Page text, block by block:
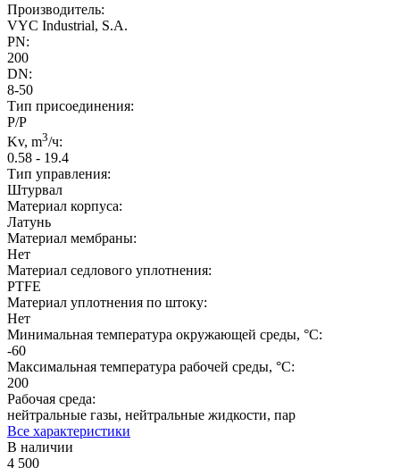
Производитель:
VYC Industrial, S.A.
PN:
200
DN:
8-50
Тип присоединения:
Р/Р
Kv, m3/ч:
0.58 - 19.4
Тип управления:
Штурвал
Материал корпуса:
Латунь
Материал мембраны:
Нет
Материал седлового уплотнения:
PTFE
Материал уплотнения по штоку:
Нет
Минимальная температура окружающей среды, °C:
-60
Максимальная температура рабочей среды, °C:
200
Рабочая среда:
нейтральные газы, нейтральные жидкости, пар
Все характеристики
В наличии
4 500